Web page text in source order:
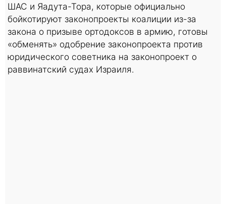
ШАС и Яадута-Тора, которые официально
бойкотируют законопроекты коалиции из-за
закона о призыве ортодоксов в армию, готовы
«обменять» одобрение законопроекта против
юридического советника на законопроект о
раввинатский судах Израиля.